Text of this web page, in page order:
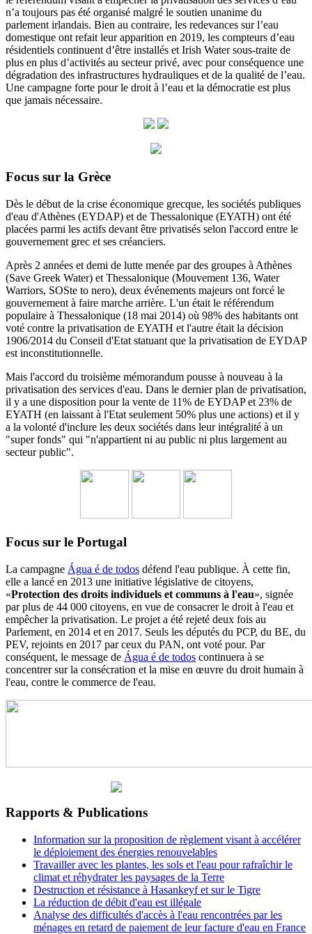
n’a toujours pas été organisé malgré le soutien unanime du
parlement irlandais. Bien au contraire, les redevances sur l’eau
domestique ont refait leur apparition en 2019, les compteurs d’eau
résidentiels continuent d’être installés et Irish Water sous-traite de
plus en plus d’activités au secteur privé, avec pour conséquence une
dégradation des infrastructures hydrauliques et de la qualité de l’eau.
Une campagne forte pour le droit à l’eau et la démocratie est plus
que jamais nécessaire.
Focus sur la Grèce
Dès le début de la crise économique grecque, les sociétés publiques
d'eau d'Athènes (EYDAP) et de Thessalonique (EYATH) ont été
placées parmi les actifs devant être privatisés selon l'accord entre le
gouvernement grec et ses créanciers.
Après 2 années et demi de lutte menée par des groupes à Athènes
(Save Greek Water) et Thessalonique (Mouvement 136, Water
Warriors, SOSte to nero), deux événements majeurs ont forcé le
gouvernement à faire marche arrière. L'un était le référendum
populaire à Thessalonique (18 mai 2014) où 98% des habitants ont
voté contre la privatisation de EYATH et l'autre était la décision
1906/2014 du Conseil d'Etat statuant que la privatisation de EYDAP
est inconstitutionnelle.
Mais l'accord du troisième mémorandum pousse à nouveau à la
privatisation des services d'eau. Dans le dernier plan de privatisation,
il y a une disposition pour la vente de 11% de EYDAP et 23% de
EYATH (en laissant à l'Etat seulement 50% plus une actions) et il y
a la volonté d'inclure les deux sociétés dans leur intégralité à un
"super fonds" qui "n'appartient ni au public ni plus largement au
secteur public".
Focus sur le Portugal
La campagne Água é de todos défend l'eau publique. À cette fin,
elle a lancé en 2013 une initiative législative de citoyens,
«Protection des droits individuels et communs à l'eau», signée
par plus de 44 000 citoyens, en vue de consacrer le droit à l'eau et
empêcher la privatisation. Le projet a été rejeté deux fois au
Parlement, en 2014 et en 2017. Seuls les députés du PCP, du BE, du
PEV, rejoints en 2017 par ceux du PAN, ont voté pour. Par
conséquent, le message de Água é de todos continuera à se
concentrer sur la consécration et la mise en œuvre du droit humain à
l'eau, contre le commerce de l'eau.
Rapports & Publications
Information sur la proposition de règlement visant à accélérer
le déploiement des énergies renouvelables
Travailler avec les plantes, les sols et l'eau pour rafraîchir le
climat et réhydrater les paysages de la Terre
Destruction et résistance à Hasankeyf et sur le Tigre
La réduction de débit d'eau est illégale
Analyse des difficultés d'accès à l'eau rencontrées par les
ménages en retard de paiement de leur facture d'eau en France